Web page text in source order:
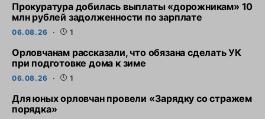
Прокуратура добилась выплаты «дорожникам» 10
млн рублей задолженности по зарплате
06.08.26 1
Орловчанам рассказали, что обязана сделать УК
при подготовке дома к зиме
06.08.26 1
Для юных орловчан провели «Зарядку со стражем
порядка»